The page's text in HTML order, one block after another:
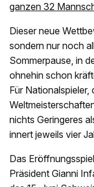
ganzen 32
Dieser neue
sondern nur noch
Sommerpause, in
ohnehin schon
Für
nichts Geringeres
innert jeweils vier
Das
Präsident Gianni